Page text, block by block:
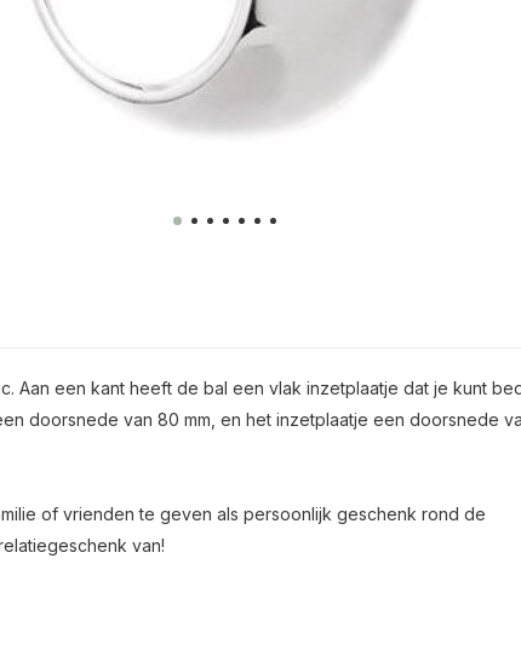
Aan een kant heeft de bal een vlak inzetplaatje dat je kunt
doorsnede van 80 mm, en het inzetplaatje een doorsnede
of vrienden te geven als persoonlijk geschenk rond de
van!